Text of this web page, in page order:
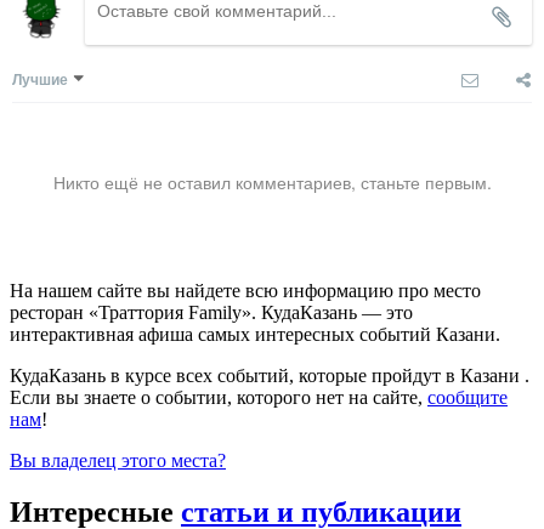
Лучшие
Никто ещё не оставил комментариев, станьте первым.
На нашем сайте вы найдете всю информацию про место
ресторан «Траттория Family». КудаКазань — это
интерактивная афиша самых интересных событий Казани.
КудаКазань в курсе всех событий, которые пройдут в Казани .
Если вы знаете о событии, которого нет на сайте, сообщите
нам!
Вы владелец этого места?
Интересные статьи и публикации